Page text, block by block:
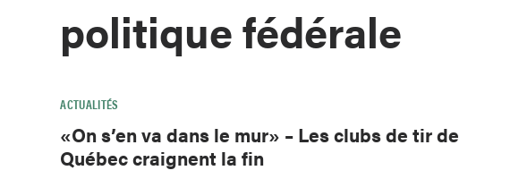
politique fédérale
ACTUALITÉS
«On s’en va dans le mur» – Les clubs de tir de
Québec craignent la fin